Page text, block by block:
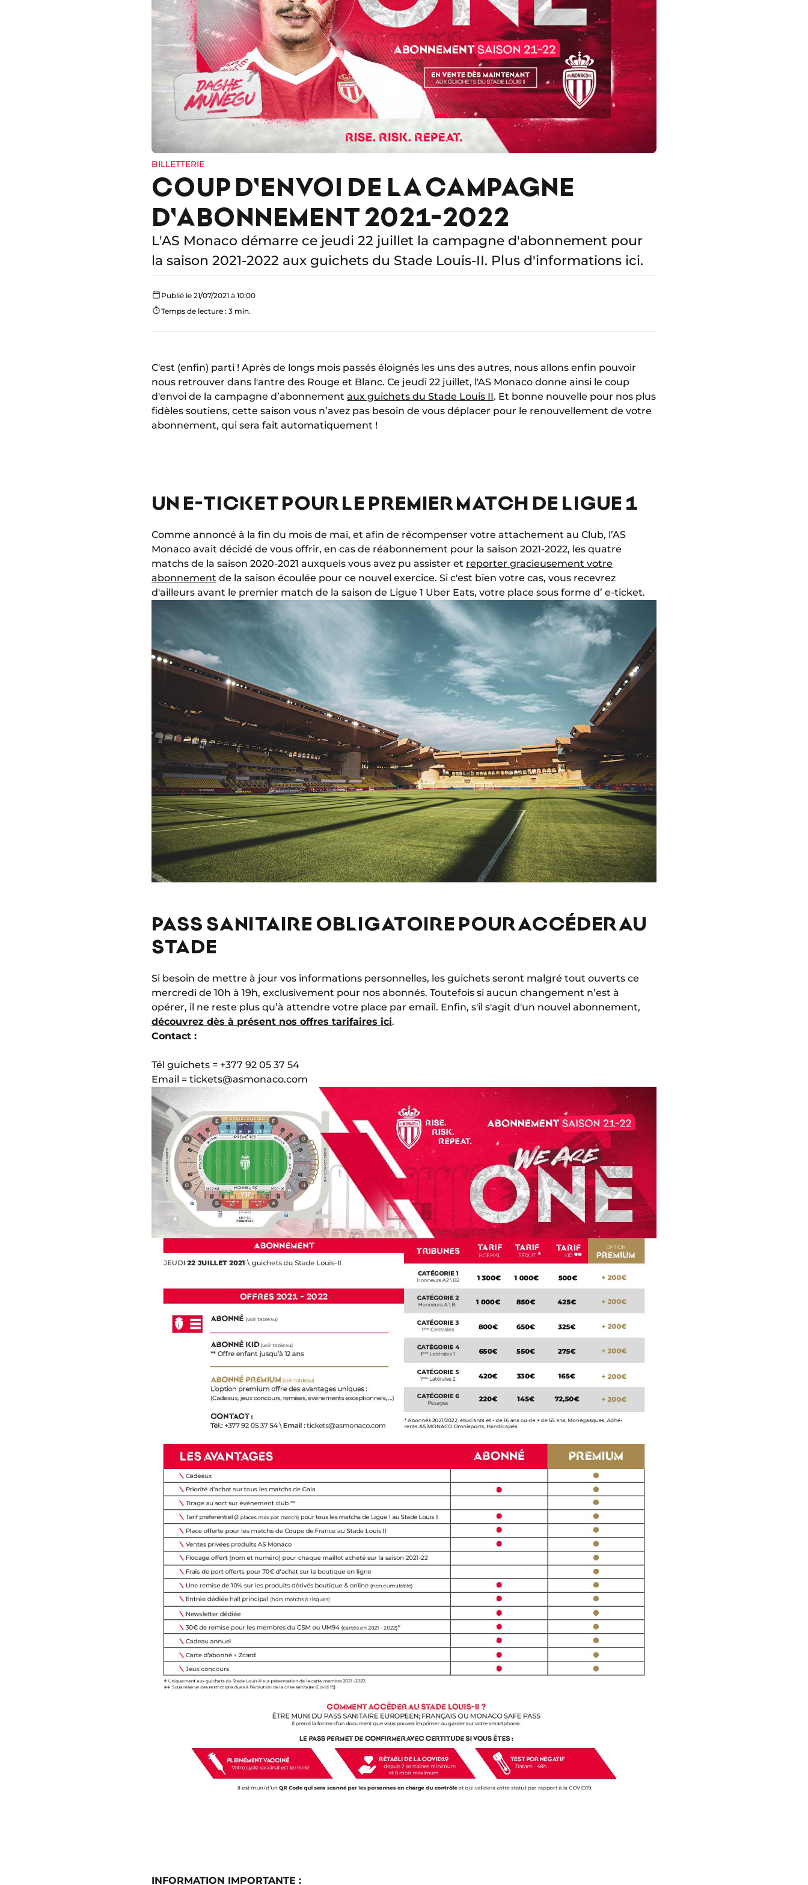
BILLETTERIE
COUP D'ENVOI DE LA CAMPAGNE
D'ABONNEMENT 2021-2022
L'AS Monaco démarre ce jeudi 22 juillet la campagne d'abonnement pour
la saison 2021-2022 aux guichets du Stade Louis-II. Plus d'informations ici.
Publié le 21/07/2021 à 10:00
Temps de lecture : 3 min.
C'est (enfin) parti ! Après de longs mois passés éloignés les uns des autres, nous allons enfin pouvoir
nous retrouver dans l'antre des Rouge et Blanc. Ce jeudi 22 juillet, l'AS Monaco donne ainsi le coup
d'envoi de la campagne d’abonnement aux guichets du Stade Louis II. Et bonne nouvelle pour nos plus
fidèles soutiens, cette saison vous n’avez pas besoin de vous déplacer pour le renouvellement de votre
abonnement, qui sera fait automatiquement !
UN E-TICKET POUR LE PREMIER MATCH DE LIGUE 1
Comme annoncé à la fin du mois de mai, et afin de récompenser votre attachement au Club, l’AS
Monaco avait décidé de vous offrir, en cas de réabonnement pour la saison 2021-2022, les quatre
matchs de la saison 2020-2021 auxquels vous avez pu assister et reporter gracieusement votre
abonnement de la saison écoulée pour ce nouvel exercice. Si c'est bien votre cas, vous recevrez
d'ailleurs avant le premier match de la saison de Ligue 1 Uber Eats, votre place sous forme d’ e-ticket.
PASS SANITAIRE OBLIGATOIRE POUR ACCÉDER AU
STADE
Si besoin de mettre à jour vos informations personnelles, les guichets seront malgré tout ouverts ce
mercredi de 10h à 19h, exclusivement pour nos abonnés. Toutefois si aucun changement n’est à
opérer, il ne reste plus qu’à attendre votre place par email. Enfin, s'il s'agit d'un nouvel abonnement,
découvrez dès à présent nos offres tarifaires ici.
Contact :
Tél guichets = +377 92 05 37 54
Email = tickets@asmonaco.com
INFORMATION IMPORTANTE :